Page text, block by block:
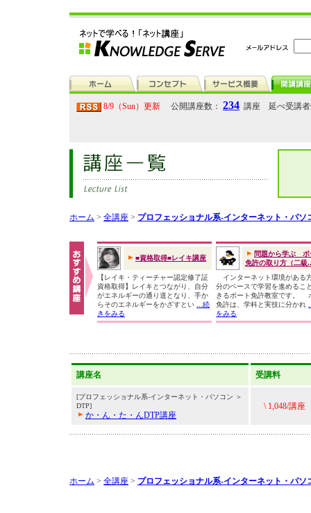
8/9（Sun）更新 公開講座数： 234 講座 延べ受講
ホーム > 全講座 > プロフェッショナル系-インターネット・パソ
■資格取得■レイキ講座
【レイキ・ティーチャー認定修了証
資格取得】レイキとつながり、自分
がエネルギーの通り道となり、手か
らそのエネルギーをかざすとい
...続
きをみる
問題から学ぶ ボ
免許の取り方（二級
インターネット環境がある
分のペースで学習を進めるこ
きるボート免許教室です。
免許は、学科と実技に分かれ
をみる
講座名 受講料
[プロフェッショナル系-インターネット・パソコン ＞
DTP]
か・ん・た・んDTP講座
\ 1,048/講座
ホーム > 全講座 > プロフェッショナル系-インターネット・パソ